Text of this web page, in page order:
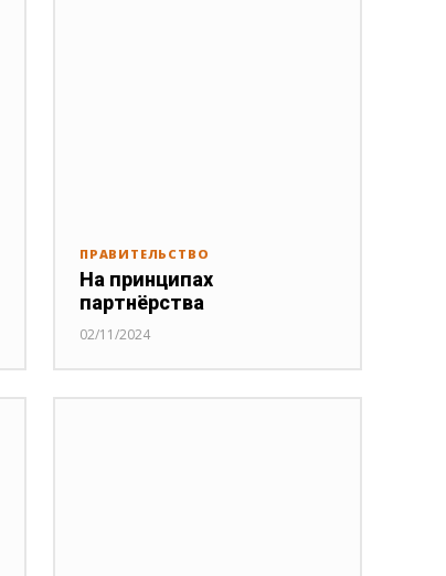
ПРАВИТЕЛЬСТВО
На принципах
партнёрства
02/11/2024